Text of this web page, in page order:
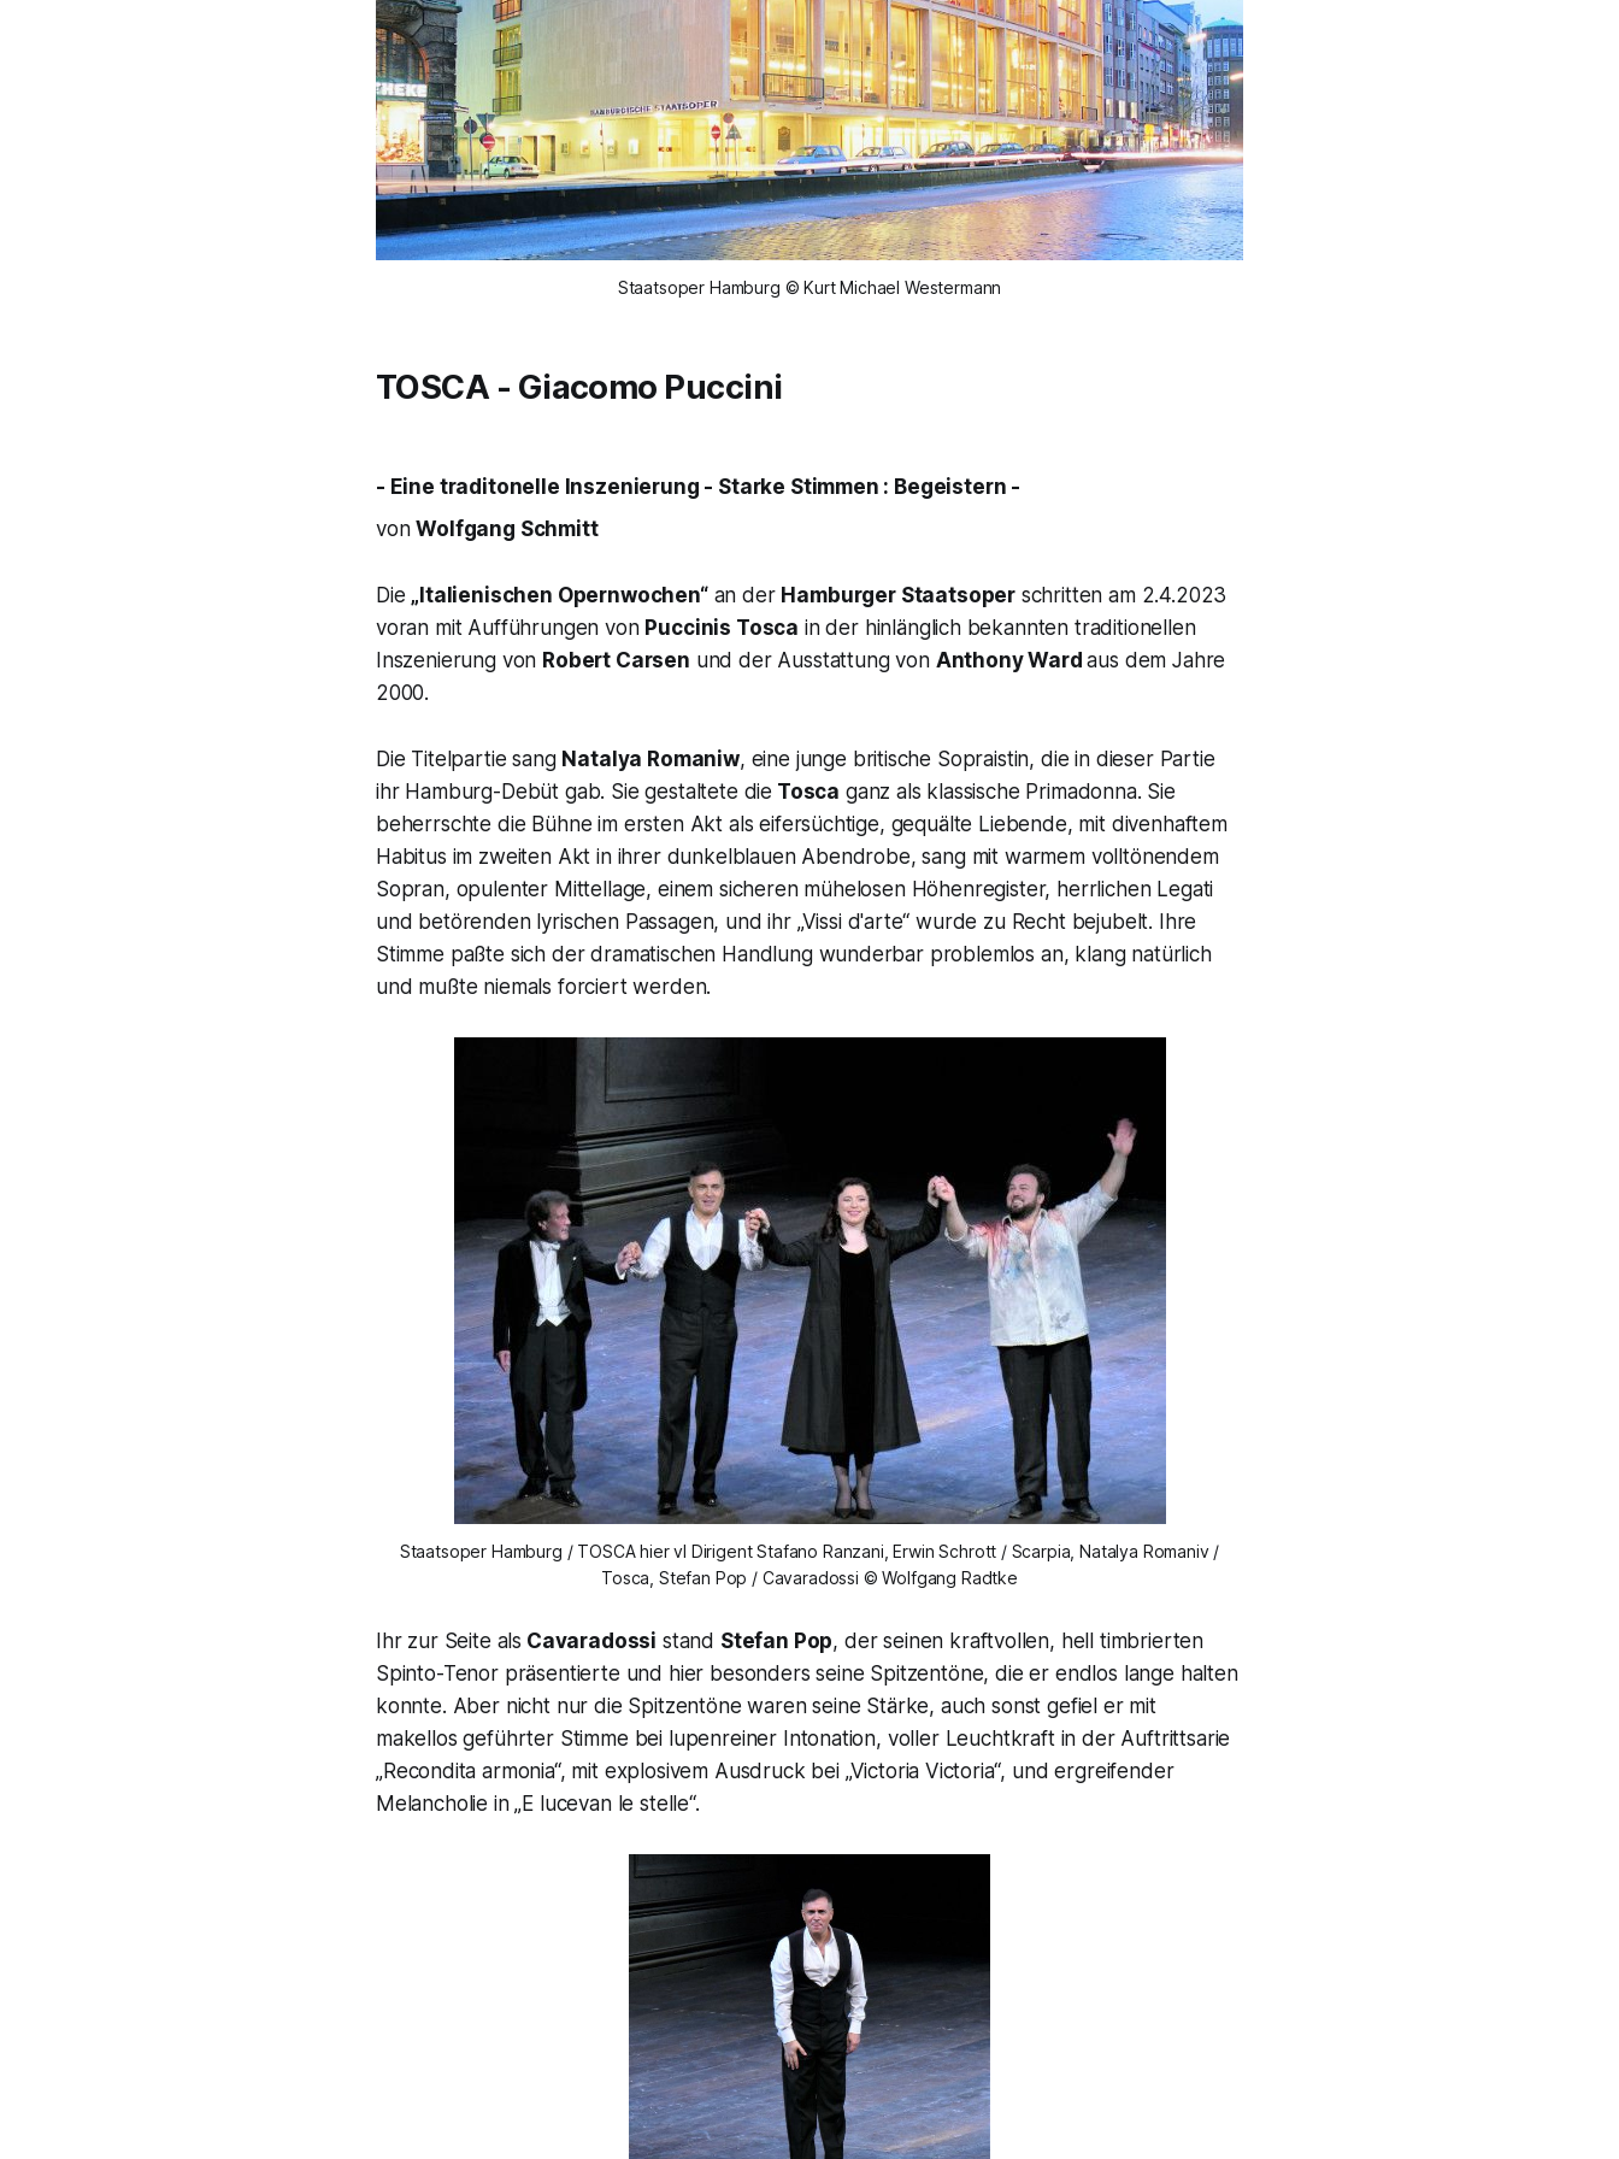
Staatsoper Hamburg © Kurt Michael Westermann
TOSCA - Giacomo Puccini
- Eine traditonelle Inszenierung - Starke Stimmen : Begeistern -
vonWolfgang Schmitt
Die „Italienischen Opernwochen“an der Hamburger Staatsoper schritten am 2.4.2023
voran mit Aufführungen von Puccinis Tosca in der hinlänglich bekannten traditionellen
Inszenierung von Robert Carsen und der Ausstattung von Anthony Wardaus dem Jahre
2000.
Die Titelpartie sang Natalya Romaniw, eine junge britische Sopraistin, die in dieser Partie
ihr Hamburg-Debüt gab. Sie gestaltete die Tosca ganz als klassische Primadonna. Sie
beherrschte die Bühne im ersten Akt als eifersüchtige, gequälte Liebende, mit divenhaftem
Habitus im zweiten Akt in ihrer dunkelblauen Abendrobe, sang mit warmem volltönendem
Sopran, opulenter Mittellage, einem sicheren mühelosen Höhenregister, herrlichen Legati
und betörenden lyrischen Passagen, und ihr „Vissi d'arte“ wurde zu Recht bejubelt. Ihre
Stimme paßte sich der dramatischen Handlung wunderbar problemlos an, klang natürlich
und mußte niemals forciert werden.
Staatsoper Hamburg / TOSCA hier vl Dirigent Stafano Ranzani, Erwin Schrott / Scarpia, Natalya Romaniv /
Tosca, Stefan Pop / Cavaradossi © Wolfgang Radtke
Ihr zur Seite als Cavaradossi stand Stefan Pop, der seinen kraftvollen, hell timbrierten
Spinto-Tenor präsentierte und hier besonders seine Spitzentöne, die er endlos lange halten
konnte. Aber nicht nur die Spitzentöne waren seine Stärke, auch sonst gefiel er mit
makellos geführter Stimme bei lupenreiner Intonation, voller Leuchtkraft in der Auftrittsarie
„Recondita armonia“, mit explosivem Ausdruck bei „Victoria Victoria“, und ergreifender
Melancholie in„E lucevan le stelle“.